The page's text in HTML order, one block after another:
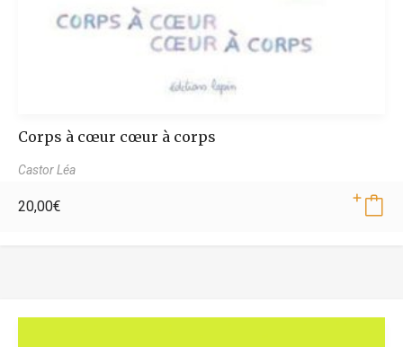
Corps à cœur cœur à corps
Castor Léa
20,00€